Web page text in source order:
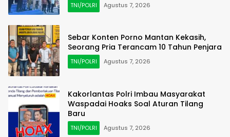
TNI/POLRI Agustus 7, 2026
Sebar Konten Porno Mantan Kekasih,
Seorang Pria Terancam 10 Tahun Penjara
TNI/POLRI Agustus 7, 2026
Kakorlantas Polri Imbau Masyarakat
Waspadai Hoaks Soal Aturan Tilang
Baru
TNI/POLRI Agustus 7, 2026